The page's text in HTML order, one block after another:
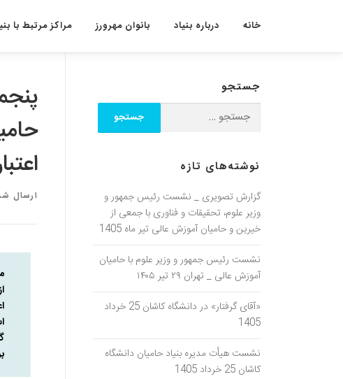
مراکز مرتبط با بانوان مهرورز درباره بنیاد خانه
ارسال
جستجو
نوشته‌های تازه
گزارش تصویری _ نشست رئیس جمهور و
وزیر علوم، تحقیقات و فناوری با جمعی از
خیرین و حامیان آموزش عالی تیر ماه 1405
نشست رئیس جمهور و وزیر علوم با حامیان
آموزش عالی _ تهران ۲۹ تیر ۱۴۰۵
«آقای گرفتار» در دانشگاه کاشان 25 خرداد
1405
نشست هیأت مدیره بنیاد حامیان دانشگاه
کاشان 25 خرداد 1405